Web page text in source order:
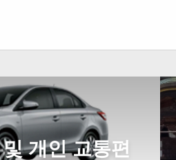
개인 교통편